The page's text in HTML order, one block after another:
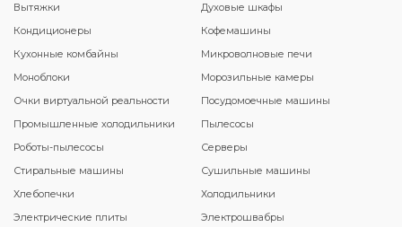
Вытяжки
Духовые шкафы
Кондиционеры
Кофемашины
Кухонные комбайны
Микроволновые печи
Моноблоки
Морозильные камеры
Очки виртуальной реальности
Посудомоечные машины
Промышленные холодильники
Пылесосы
Роботы-пылесосы
Серверы
Стиральные машины
Сушильные машины
Хлебопечки
Холодильники
Электрические плиты
Электрошвабры